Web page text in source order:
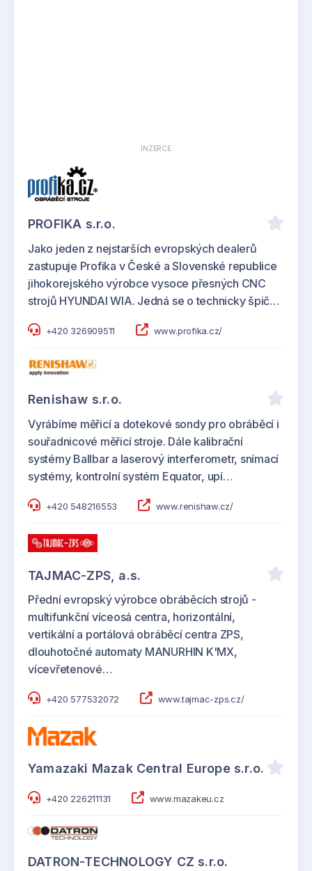
INZERCE
PROFIKA s.r.o.
Jako jeden z nejstarších evropských dealerů
zastupuje Profika v České a Slovenské republice
jihokorejského výrobce vysoce přesných CNC
strojů HYUNDAI WIA. Jedná se o technicky špič…
+420 326909511 www.profika.cz/
Renishaw s.r.o.
Vyrábíme měřicí a dotekové sondy pro obráběcí i
souřadnicové měřicí stroje. Dále kalibrační
systémy Ballbar a laserový interferometr, snímací
systémy, kontrolní systém Equator, upí…
+420 548216553 www.renishaw.cz/
TAJMAC-ZPS, a.s.
Přední evropský výrobce obráběcích strojů -
multifunkční víceosá centra, horizontální,
vertikální a portálová obráběcí centra ZPS,
dlouhotočné automaty MANURHIN K'MX,
vícevřetenové…
+420 577532072 www.tajmac-zps.cz/
Yamazaki Mazak Central Europe s.r.o.
+420 226211131 www.mazakeu.cz
DATRON-TECHNOLOGY CZ s.r.o.